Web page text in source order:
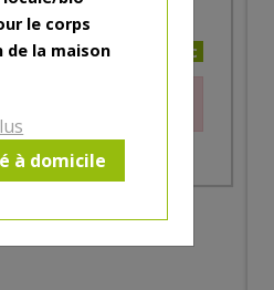
le corps
de la maison
à domicile
50€/pc